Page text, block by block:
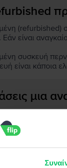
(refurbished)
είναι
συσκευή
είναι κάποια
μια
στο